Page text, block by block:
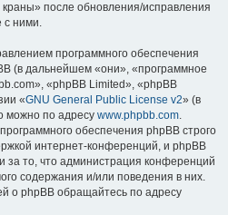
после обновления/исправления
с ними.
программного обеспечения
(в дальнейшем «они», «программное
«phpBB Limited», «phpBB
«GNU General Public License v2» (в
можно по адресу www.phpbb.com.
обеспечения phpBB строго
интернет-конференций, и phpBB
за то, что администрация конференций
содержания и/или поведения в них.
о phpBB обращайтесь по адресу